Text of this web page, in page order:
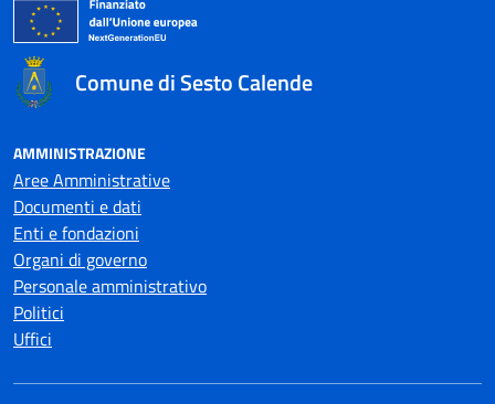
Comune di Sesto Calende
AMMINISTRAZIONE
Aree Amministrative
Documenti e dati
Enti e fondazioni
Organi di governo
Personale amministrativo
Politici
Uffici